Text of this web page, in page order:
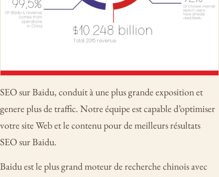
SEO sur Baidu, conduit à une plus grande exposition et
genere plus de traffic. Notre équipe est capable d’optimiser
votre site Web et le contenu pour de meilleurs résultats
SEO sur Baidu.
Baidu est le plus grand moteur de recherche chinois avec